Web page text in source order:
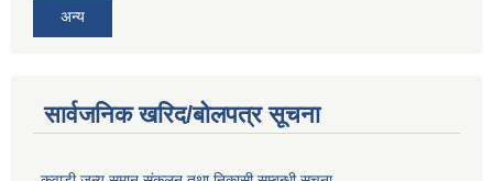
अन्य
सार्वजनिक खरिद/बोलपत्र सूचना